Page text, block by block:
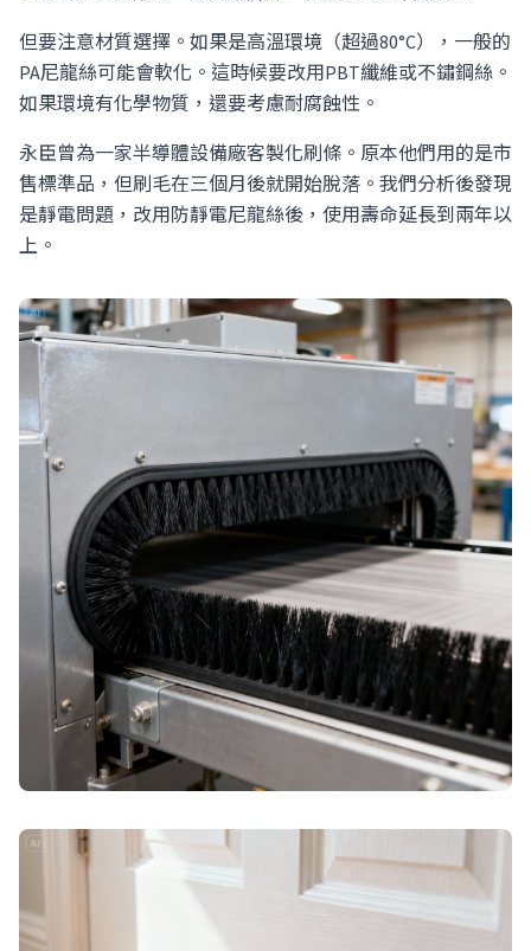
但要注意材質選擇。如果是高溫環境（超過80°C），一般的
PA尼龍絲可能會軟化。這時候要改用PBT纖維或不鏽鋼絲。
如果環境有化學物質，還要考慮耐腐蝕性。
永臣曾為一家半導體設備廠客製化刷條。原本他們用的是市
售標準品，但刷毛在三個月後就開始脫落。我們分析後發現
是靜電問題，改用防靜電尼龍絲後，使用壽命延長到兩年以
上。